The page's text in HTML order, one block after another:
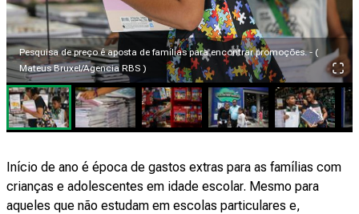
Pesquisa de preço é aposta de famílias para encontrar promoções. - (
Mateus Bruxel/Agencia RBS )
Início de ano é época de gastos extras para as famílias com
crianças e adolescentes em idade escolar. Mesmo para
aqueles que não estudam em escolas particulares e,